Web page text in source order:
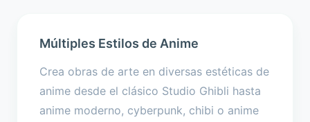
Múltiples Estilos de Anime
Crea obras de arte en diversas estéticas de
anime desde el clásico Studio Ghibli hasta
anime moderno, cyberpunk, chibi o anime